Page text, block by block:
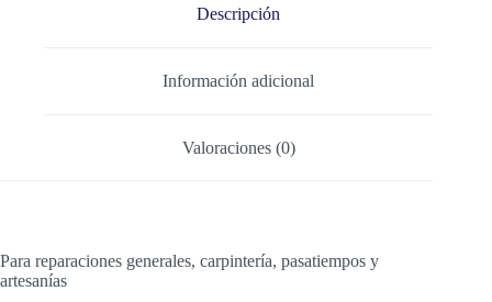
Descripción
Información adicional
Valoraciones (0)
Para reparaciones generales, carpintería, pasatiempos y
artesanías